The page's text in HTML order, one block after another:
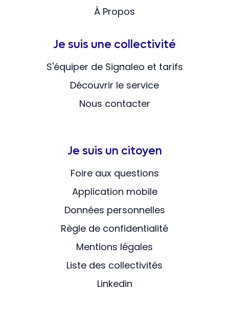
À Propos
Je suis une collectivité
S'équiper de Signaleo et tarifs
Découvrir le service
Nous contacter
Je suis un citoyen
Foire aux questions
Application mobile
Données personnelles
Règle de confidentialité
Mentions légales
Liste des collectivités
Linkedin